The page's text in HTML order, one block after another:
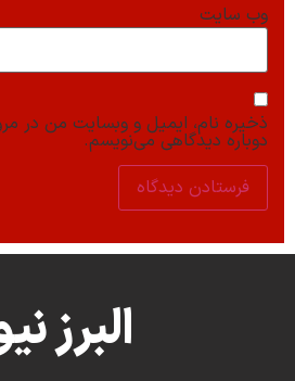
وب‌ سایت
ذخیره نام، ایمیل و وبسایت من در
دوباره دیدگاهی می‌نویسم.
البرز